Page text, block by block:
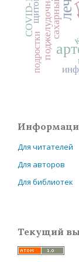
COVID-19
подростки
Для читателей
Для авторов
Для библиотек
Текущий